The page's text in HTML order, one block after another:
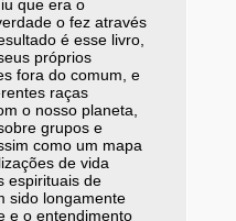
que era o
o fez através
é esse livro,
próprios
fora do comum, e
raças
o nosso planeta,
grupos e
como um mapa
de vida
espirituais de
sido longamente
e o entendimento